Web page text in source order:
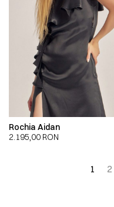
Rochia Aidan
2.195,00 RON
1 2